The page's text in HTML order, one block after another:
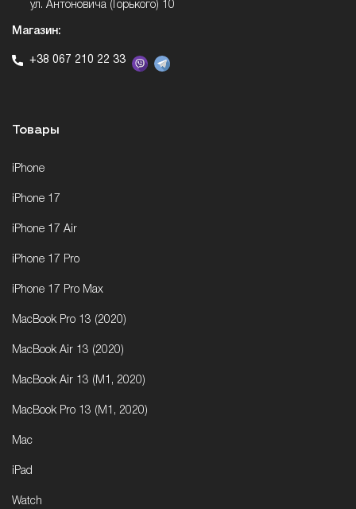
ул. Антоновича (Горького) 10
Магазин:
+38 067 210 22 33
Товары
iPhone
iPhone 17
iPhone 17 Air
iPhone 17 Pro
iPhone 17 Pro Max
MacBook Pro 13 (2020)
MacBook Air 13 (2020)
MacBook Air 13 (M1, 2020)
MacBook Pro 13 (M1, 2020)
Mac
iPad
Watch